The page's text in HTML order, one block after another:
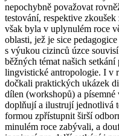
nepochybně považovat
testování, respektive
však byla v uplynulém roce
oblasti, jež je sice
s výukou cizinců úzce
běžných témat našich
lingvistické antropologie. I v
dočkali praktických ukázek
dílen (workshopů) a
doplňují a ilustrují jednotlivá
formou zpřístupnit širší
minulém roce zabývali, a